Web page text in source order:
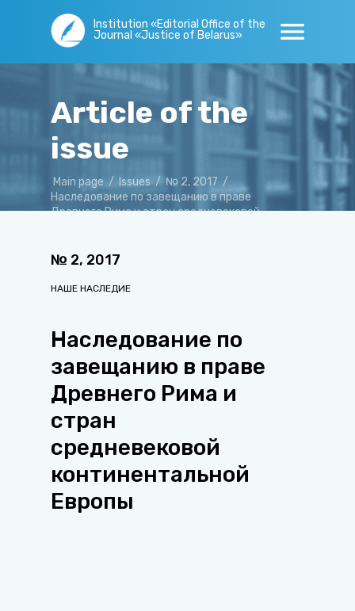
Institution «Editorial Office of the
Journal «Justice of Belarus»
Article of the
issue
Main page / Issues / № 2, 2017 /
Наследование по завещанию в праве
Древнего Рима и стран средневековой
№ 2, 2017
НАШЕ НАСЛЕДИЕ
Наследование по
завещанию в праве
Древнего Рима и
стран
средневековой
континентальной
Европы